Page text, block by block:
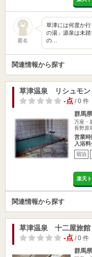
匿名
草津には何度か
の湯」源泉は未
の…
関連情報から探す
草津温泉 リシュモン
-点/ 0 件
群馬
万座・
長野原
営業時
入浴料
宿泊
楽天
関連情報から探す
草津温泉 十二屋旅館
-点/ 0 件
群馬